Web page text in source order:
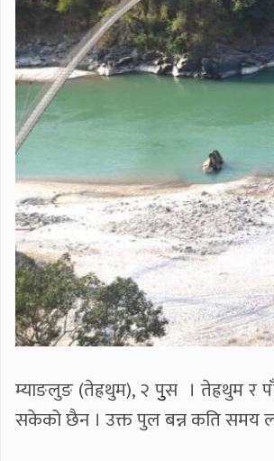
म्याङलुङ (तेह्रथुम), २ पुुस । तेह्रथुम र
सकेको छैन । उक्त पुल बन्न कति समय